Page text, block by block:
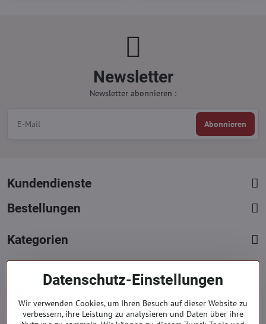
Newsletter
Newsletter abonnieren :
Abonnieren
Kundendienste
Bestellungen
Kategorien
Kontakte
Mont. - Freit. : 09:00 - 15:00 hod.
Datenschutz-Einstellungen
Wir verwenden Cookies, um Ihren Besuch auf dieser Website zu
verbessern, ihre Leistung zu analysieren und Daten über ihre